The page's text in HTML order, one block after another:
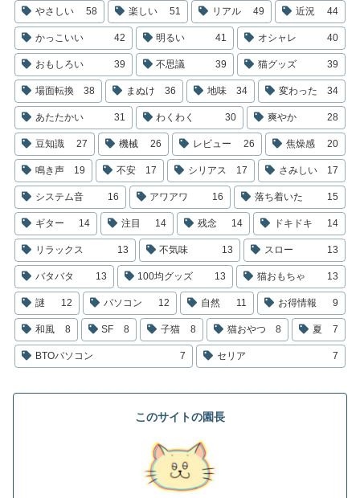
やさしい 58 楽しい 51 リアル 49 近況 44
かっこいい 42 明るい 41 オシャレ 40
おもしろい 39 不思議 39 猫グッズ 39
場面転換 38 まぬけ 36 地味 34 変わった 34
あたたかい 31 わくわく 30 爽やか 28
豆知識 27 機械 26 レビュー 26 焦燥感 20
鳴き声 19 不安 17 シリアス 17 さみしい 17
システム音 16 アワアワ 16 落ち着いた 15
ギター 14 注目 14 残念 14 ドキドキ 14
リラックス 13 不気味 13 スロー 13
バタバタ 13 100均グッズ 13 猫おもちゃ 13
謎 12 パソコン 12 自然 11 お得情報 9
和風 8 SF 8 子猫 8 猫おやつ 8 夏 7
BTOパソコン 7 セリア 7
このサイトの園長